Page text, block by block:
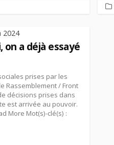
2024
on a déjà essayé
prises par les
Rassemblement / Front
décisions prises dans
est arrivée au pouvoir.
More Mot(s)-clé(s) :